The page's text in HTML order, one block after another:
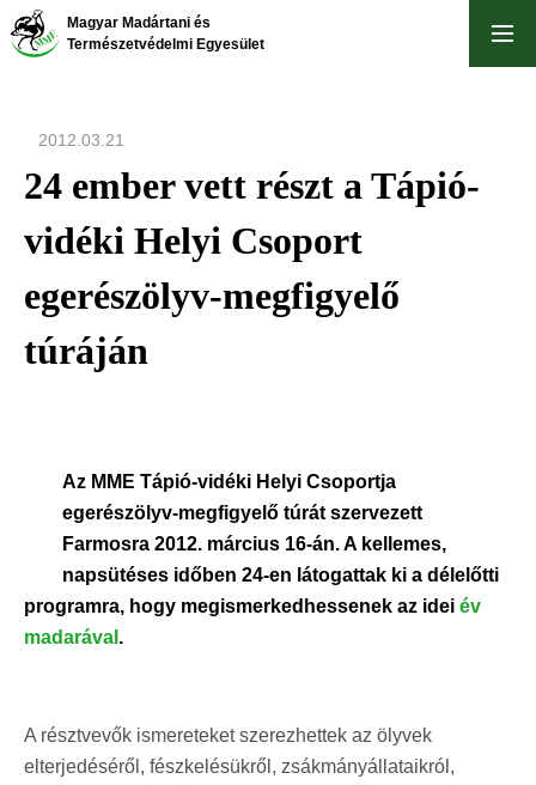
Ugrás
Magyar Madártani és
Természetvédelmi Egyesület
2012.03.21
24 ember vett részt a Tápió-
vidéki Helyi Csoport
egerészölyv-megfigyelő
túráján
Az MME Tápió-vidéki Helyi Csoportja
egerészölyv-megfigyelő túrát szervezett
Farmosra 2012. március 16-án. A kellemes,
napsütéses időben 24-en látogattak ki a délelőtti
programra, hogy megismerkedhessenek az idei év
madarával .
A résztvevők ismereteket szerezhettek az ölyvek
elterjedéséről, fészkelésükről, zsákmányállataikról,